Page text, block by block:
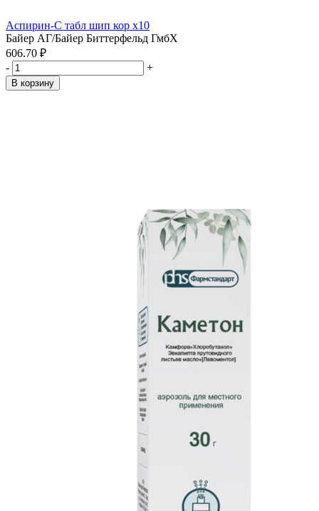
Аспирин-С табл шип кор x10
Байер АГ/Байер Биттерфельд ГмбХ
606.70 ₽
-
+
В корзину